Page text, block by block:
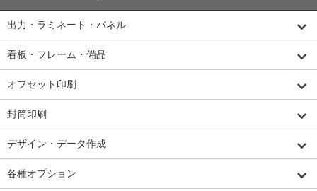
出力・ラミネート・パネル
看板・フレーム・備品
オフセット印刷
封筒印刷
デザイン・データ作成
各種オプション